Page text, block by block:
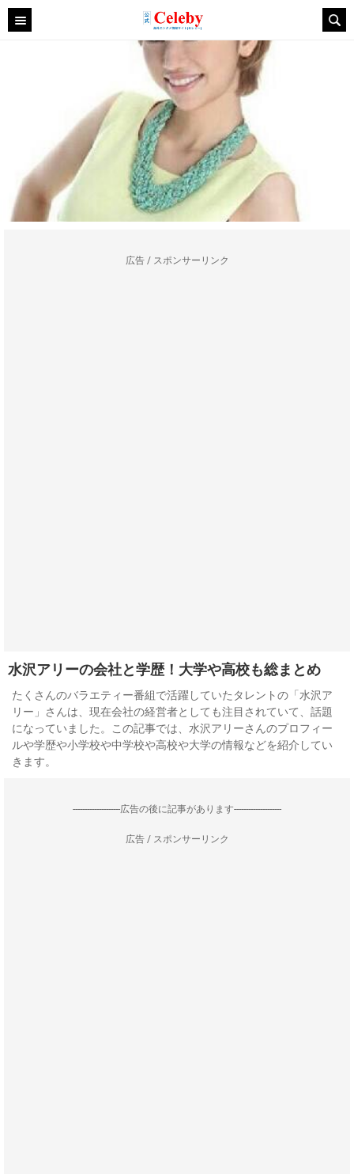
広告 / スポンサーリンク
水沢アリーの会社と学歴！大学や高校も総まとめ
たくさんのバラエティー番組で活躍していたタレントの「水沢ア
リー」さんは、現在会社の経営者としても注目されていて、話題
になっていました。この記事では、水沢アリーさんのプロフィー
ルや学歴や小学校や中学校や高校や大学の情報などを紹介してい
きます。
--------------------広告の後に記事があります--------------------
広告 / スポンサーリンク